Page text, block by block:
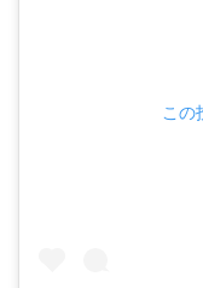
この